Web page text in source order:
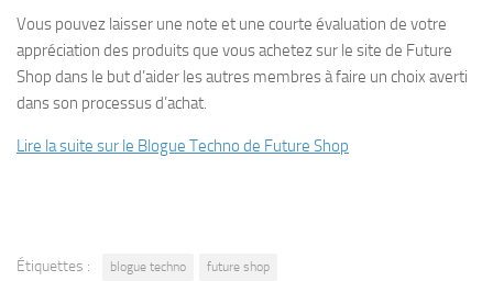
Vous pouvez laisser une note et une courte évaluation de votre
appréciation des produits que vous achetez sur le site de Future
Shop dans le but d’aider les autres membres à faire un choix averti
dans son processus d’achat.
Lire la suite sur le Blogue Techno de Future Shop
Étiquettes : blogue techno future shop